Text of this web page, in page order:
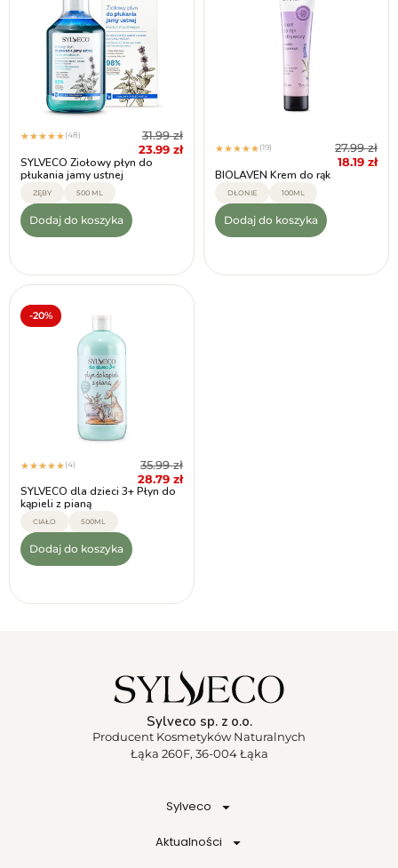
★★★★★(48) 31.99zł
23.99 zł
SYLVECO Ziołowy płyn do
płukania jamy ustnej
ZĘBY 500 ML
Dodaj do koszyka
★★★★★(19) 27.99zł
18.19 zł
BIOLAVEN Krem do rąk
DŁONIE 100ML
Dodaj do koszyka
-20%
★★★★★(4) 35.99zł
28.79 zł
SYLVECO dla dzieci 3+ Płyn do
kąpieli z pianą
CIAŁO 500ML
Dodaj do koszyka
Sylveco sp. z o.o.
Producent Kosmetyków Naturalnych
Łąka 260F, 36-004 Łąka
Sylveco
Aktualności